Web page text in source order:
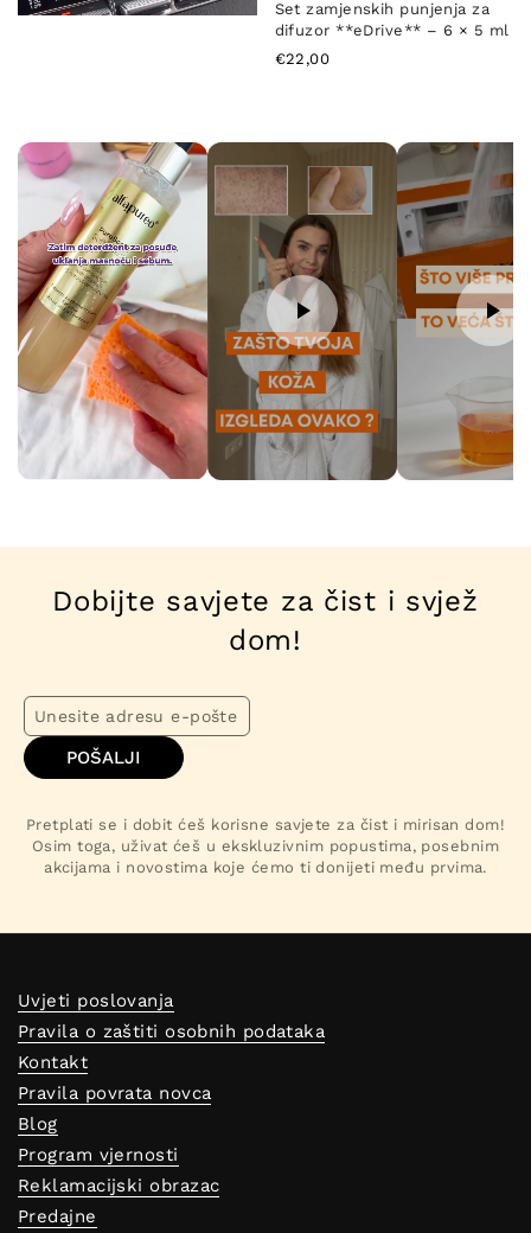
Set zamjenskih punjenja za
difuzor **eDrive** – 6 × 5 ml
€22,00
Dobijte savjete za čist i svjež
dom!
POŠALJI
Pretplati se i dobit ćeš korisne savjete za čist i mirisan dom!
Osim toga, uživat ćeš u ekskluzivnim popustima, posebnim
akcijama i novostima koje ćemo ti donijeti među prvima.
Uvjeti poslovanja
Pravila o zaštiti osobnih podataka
Kontakt
Pravila povrata novca
Blog
Program vjernosti
Reklamacijski obrazac
Predajne